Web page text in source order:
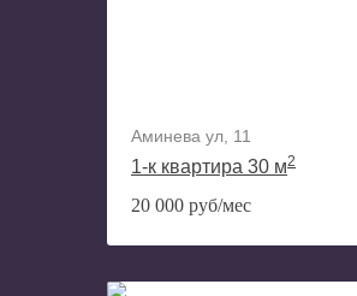
Аминева ул, 11
1-к квартира 30 м2
20 000 руб/мес